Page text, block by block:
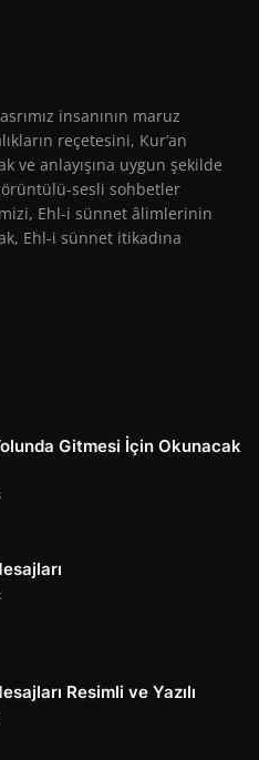
insanının maruz
reçetesini, Kur’an
ve anlayışına uygun şekilde
sesli sohbetler
Ehl-i sünnet âlimlerinin
Ehl-i sünnet itikadına
Gitmesi İçin Okunacak
Resimli ve Yazılı